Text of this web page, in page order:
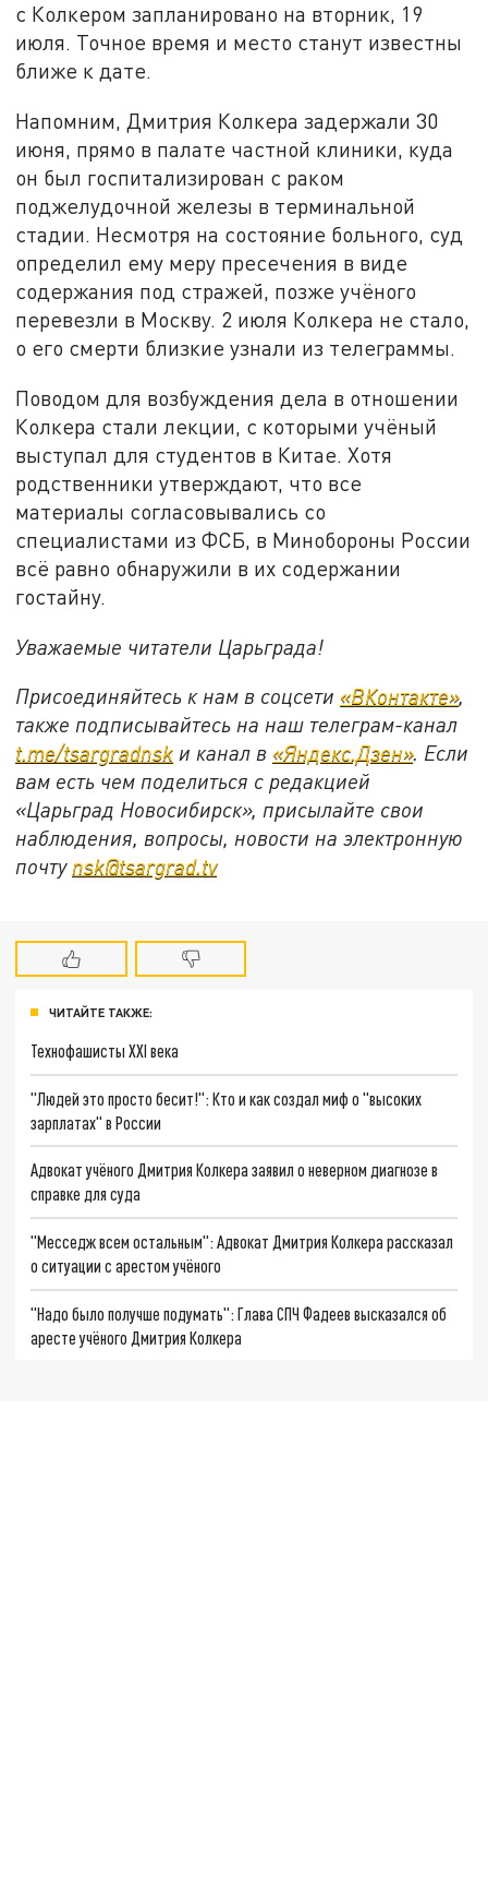
с Колкером запланировано на вторник, 19
июля. Точное время и место станут известны
ближе к дате.
Напомним, Дмитрия Колкера задержали 30
июня, прямо в палате частной клиники, куда
он был госпитализирован с раком
поджелудочной железы в терминальной
стадии. Несмотря на состояние больного, суд
определил ему меру пресечения в виде
содержания под стражей, позже учёного
перевезли в Москву. 2 июля Колкера не стало,
о его смерти близкие узнали из телеграммы.
Поводом для возбуждения дела в отношении
Колкера стали лекции, с которыми учёный
выступал для студентов в Китае. Хотя
родственники утверждают, что все
материалы согласовывались со
специалистами из ФСБ, в Минобороны России
всё равно обнаружили в их содержании
гостайну.
Уважаемые читатели Царьграда!
Присоединяйтесь к нам в соцсети «ВКонтакте»,
также подписывайтесь на наш телеграм-канал
t.me/tsargradnsk и канал в «Яндекс.Дзен». Если
вам есть чем поделиться с редакцией
«Царьград Новосибирск», присылайте свои
наблюдения, вопросы, новости на электронную
почту nsk@tsargrad.tv
ЧИТАЙТЕ ТАКЖЕ:
Технофашисты XXI века
"Людей это просто бесит!": Кто и как создал миф о "высоких
зарплатах" в России
Адвокат учёного Дмитрия Колкера заявил о неверном диагнозе в
справке для суда
"Месседж всем остальным": Адвокат Дмитрия Колкера рассказал
о ситуации с арестом учёного
"Надо было получше подумать": Глава СПЧ Фадеев высказался об
аресте учёного Дмитрия Колкера